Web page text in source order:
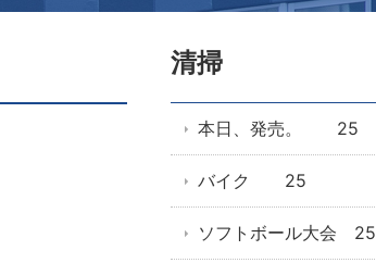
清掃
本日、発売。 25
バイク 25
ソフトボール大会 25